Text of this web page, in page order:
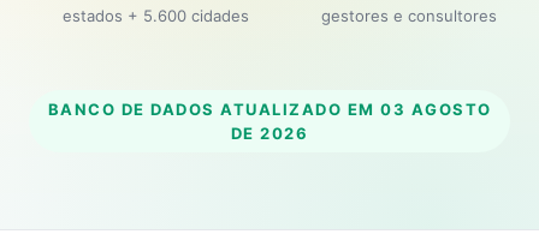
estados + 5.600 cidades gestores e consultores
BANCO DE DADOS ATUALIZADO EM 03 AGOSTO
DE 2026